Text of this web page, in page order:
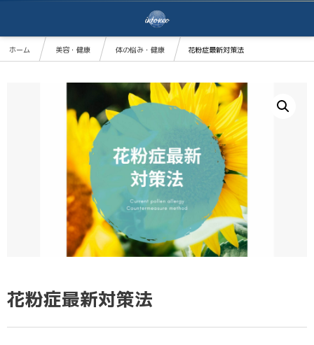
ホーム 美容・健康 体の悩み・健康 花粉症最新対策法
花粉症最新対策法